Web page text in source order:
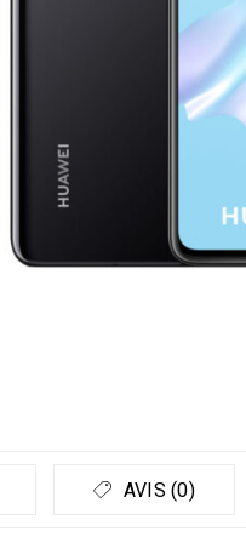
AVIS (0)